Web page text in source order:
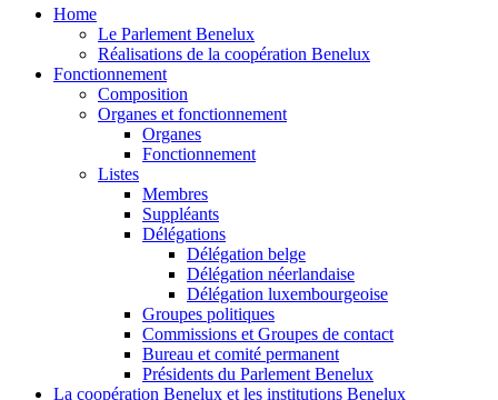
Home
Le Parlement Benelux
Réalisations de la coopération Benelux
Fonctionnement
Composition
Organes et fonctionnement
Organes
Fonctionnement
Listes
Membres
Suppléants
Délégations
Délégation belge
Délégation néerlandaise
Délégation luxembourgeoise
Groupes politiques
Commissions et Groupes de contact
Bureau et comité permanent
Présidents du Parlement Benelux
La coopération Benelux et les institutions Benelux